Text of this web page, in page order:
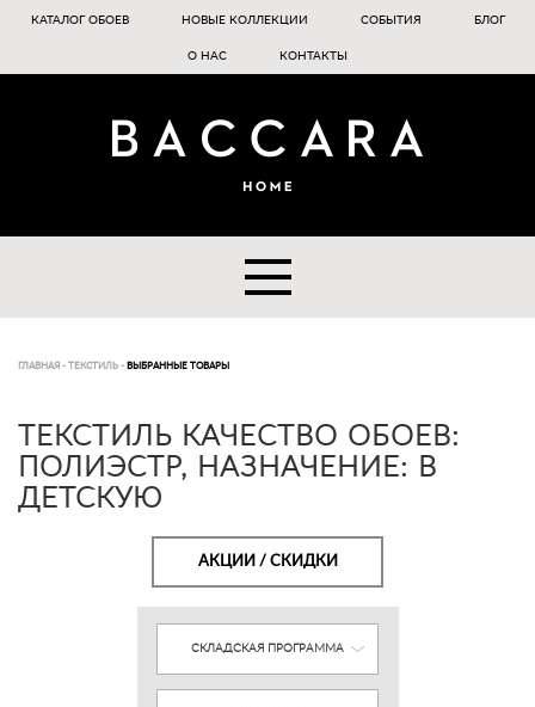
КАТАЛОГ ОБОЕВ НОВЫЕ КОЛЛЕКЦИИ СОБЫТИЯ БЛОГ
О НАС КОНТАКТЫ
ГЛАВНАЯ - ТЕКСТИЛЬ - ВЫБРАННЫЕ ТОВАРЫ
ТЕКСТИЛЬ КАЧЕСТВО ОБОЕВ:
ПОЛИЭСТР, НАЗНАЧЕНИЕ: В
ДЕТСКУЮ
АКЦИИ / СКИДКИ
СКЛАДСКАЯ ПРОГРАММА